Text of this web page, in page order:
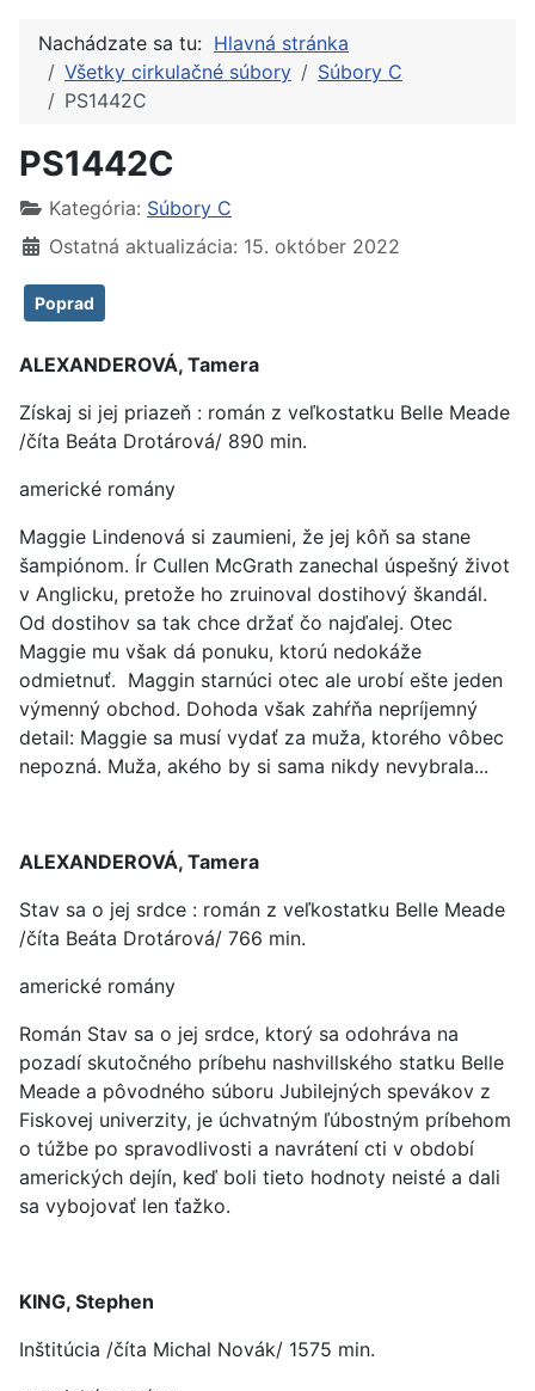
Nachádzate sa tu: Hlavná stránka
Všetky cirkulačné súbory
Súbory C
PS1442C
PS1442C
Kategória: Súbory C
Ostatná aktualizácia: 15. október 2022
Poprad
ALEXANDEROVÁ, Tamera
Získaj si jej priazeň : román z veľkostatku Belle Meade
/číta Beáta Drotárová/ 890 min.
americké romány
Maggie Lindenová si zaumieni, že jej kôň sa stane
šampiónom. Ír Cullen McGrath zanechal úspešný život
v Anglicku, pretože ho zruinoval dostihový škandál.
Od dostihov sa tak chce držať čo najďalej. Otec
Maggie mu však dá ponuku, ktorú nedokáže
odmietnuť. Maggin starnúci otec ale urobí ešte jeden
výmenný obchod. Dohoda však zahŕňa nepríjemný
detail: Maggie sa musí vydať za muža, ktorého vôbec
nepozná. Muža, akého by si sama nikdy nevybrala...
ALEXANDEROVÁ, Tamera
Stav sa o jej srdce : román z veľkostatku Belle Meade
/číta Beáta Drotárová/ 766 min.
americké romány
Román Stav sa o jej srdce, ktorý sa odohráva na
pozadí skutočného príbehu nashvillského statku Belle
Meade a pôvodného súboru Jubilejných spevákov z
Fiskovej univerzity, je úchvatným ľúbostným príbehom
o túžbe po spravodlivosti a navrátení cti v období
amerických dejín, keď boli tieto hodnoty neisté a dali
sa vybojovať len ťažko.
KING, Stephen
Inštitúcia /číta Michal Novák/ 1575 min.